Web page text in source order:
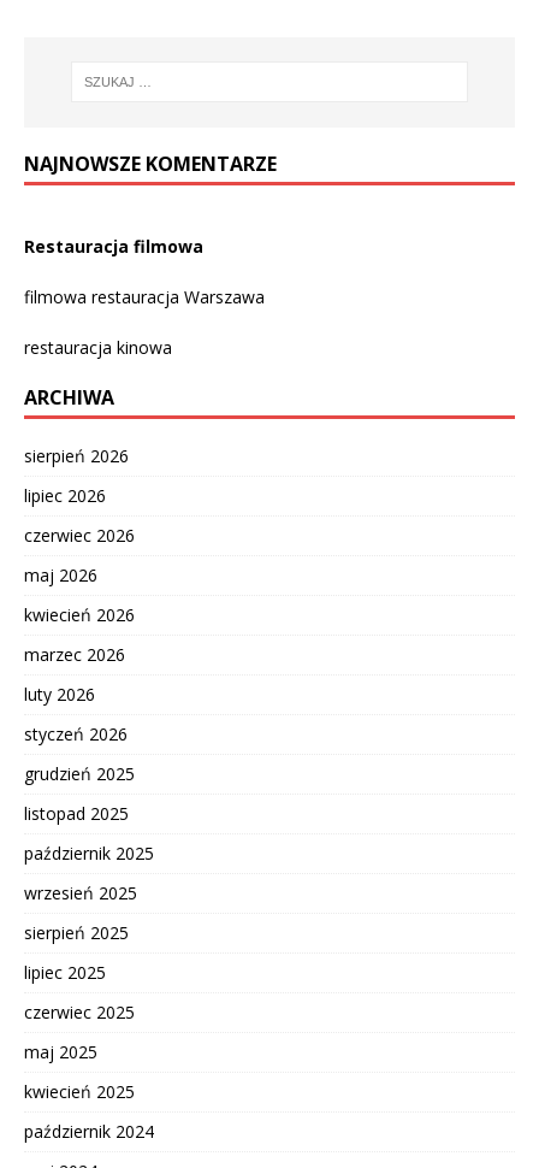
NAJNOWSZE KOMENTARZE
Restauracja filmowa
filmowa restauracja Warszawa
restauracja kinowa
ARCHIWA
sierpień 2026
lipiec 2026
czerwiec 2026
maj 2026
kwiecień 2026
marzec 2026
luty 2026
styczeń 2026
grudzień 2025
listopad 2025
październik 2025
wrzesień 2025
sierpień 2025
lipiec 2025
czerwiec 2025
maj 2025
kwiecień 2025
październik 2024